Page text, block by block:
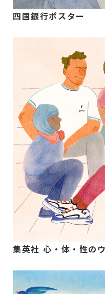
四国銀行ポスター
集英社 心・体・性の